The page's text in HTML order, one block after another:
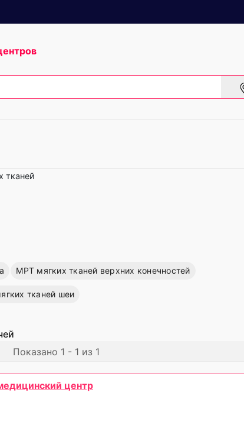
тканей
МРТ мягких тканей верхних конечностей
тканей шеи
Показано 1 - 1 из 1
центр